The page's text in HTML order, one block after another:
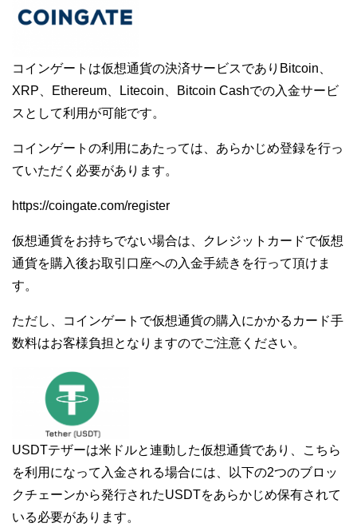
コインゲートは仮想通貨の決済サービスでありBitcoin、
XRP、Ethereum、Litecoin、Bitcoin Cashでの入金サービ
スとして利用が可能です。
コインゲートの利用にあたっては、あらかじめ登録を行っ
ていただく必要があります。
https://coingate.com/register
仮想通貨をお持ちでない場合は、クレジットカードで仮想
通貨を購入後お取引口座への入金手続きを行って頂けま
す。
ただし、コインゲートで仮想通貨の購入にかかるカード手
数料はお客様負担となりますのでご注意ください。
USDTテザーは米ドルと連動した仮想通貨であり、こちら
を利用になって入金される場合には、以下の2つのブロッ
クチェーンから発行されたUSDTをあらかじめ保有されて
いる必要があります。